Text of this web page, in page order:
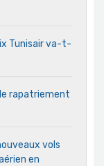
Tunisair va-t-
rapatriement
vols
en